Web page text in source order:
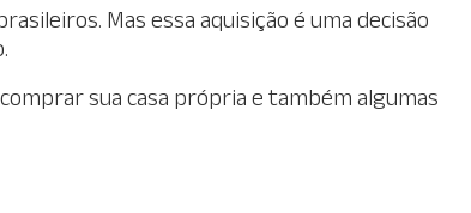
Mas essa aquisição é uma decisão
sua casa própria e também algumas